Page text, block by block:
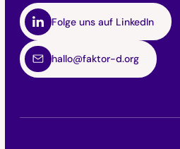
Folge uns auf LinkedIn
hallo@faktor-d.org